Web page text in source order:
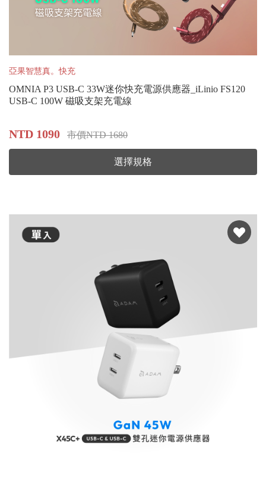
亞果智慧真。快充
OMNIA P3 USB-C 33W迷你快充電源供應器_iLinio FS120
USB-C 100W 磁吸支架充電線
NTD 1090 市價NTD 1680
選擇規格